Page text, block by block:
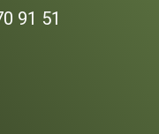
91 51